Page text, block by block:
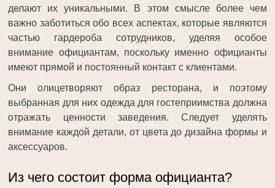
делают их уникальными. В этом смысле более чем
важно заботиться обо всех аспектах, которые являются
частью гардероба сотрудников, уделяя особое
внимание официантам, поскольку именно официанты
имеют прямой и постоянный контакт с клиентами.
Они олицетворяют образ ресторана, и поэтому
выбранная для них одежда для гостеприимства должна
отражать ценности заведения. Следует уделять
внимание каждой детали, от цвета до дизайна формы и
аксессуаров.
Из чего состоит форма официанта?